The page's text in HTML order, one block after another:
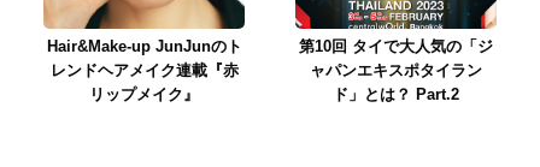
Hair&Make-up JunJunのト
レンドヘアメイク連載『赤
リップメイク』
第10回 タイで大人気の「ジ
ャパンエキスポタイラン
ド」とは？ Part.2